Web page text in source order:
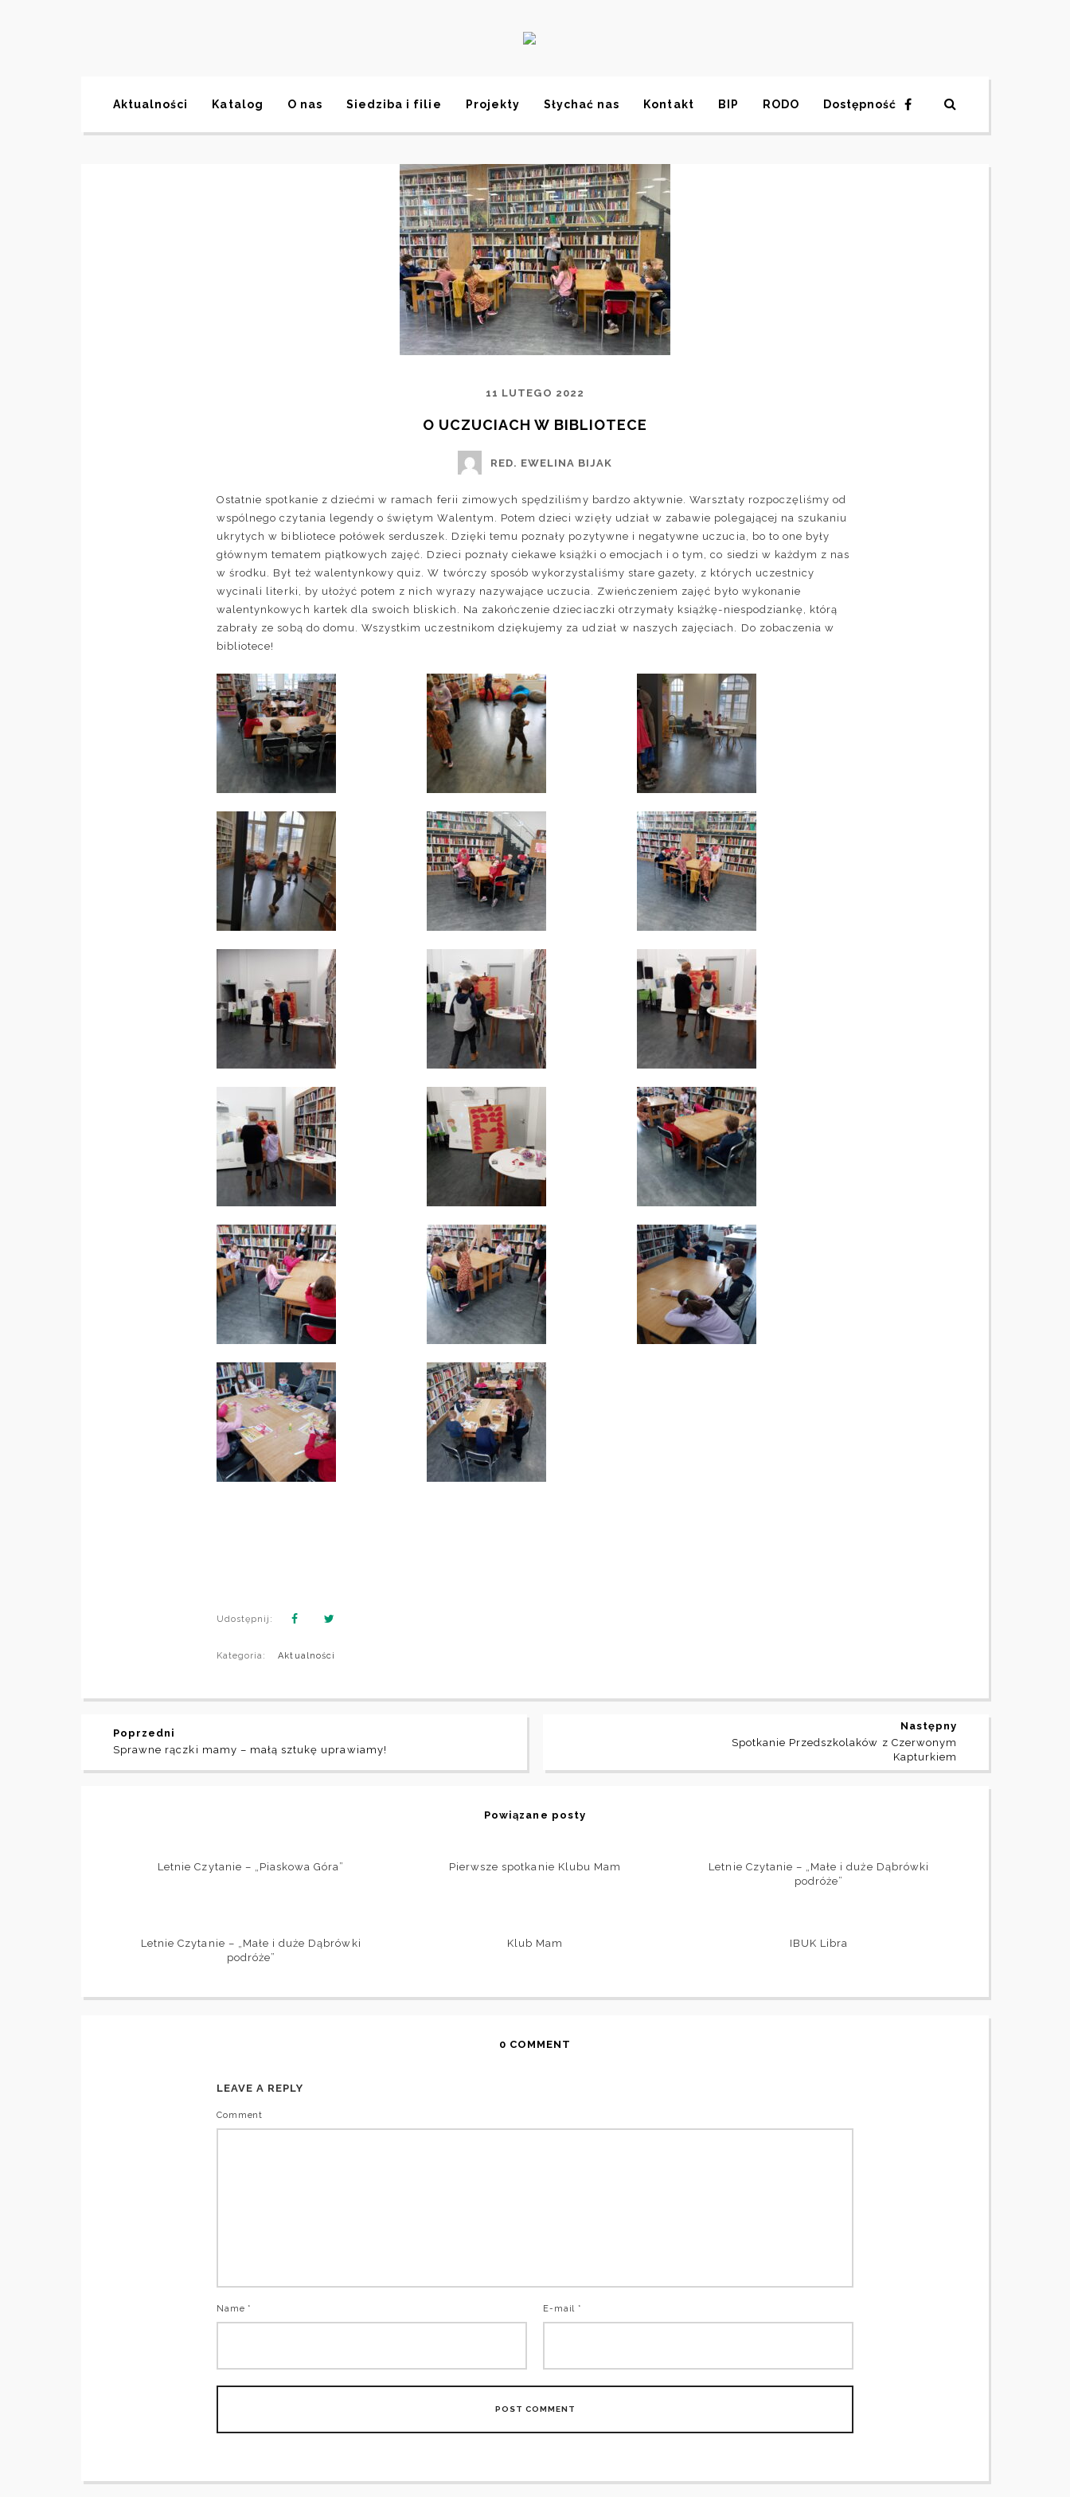
Aktualności Katalog O nas Siedziba i filie Projekty Słychać nas Kontakt BIP RODO Dostępność
11 LUTEGO 2022
O UCZUCIACH W BIBLIOTECE
RED. EWELINA BIJAK
Ostatnie spotkanie z dziećmi w ramach ferii zimowych spędziliśmy bardzo aktywnie. Warsztaty rozpoczęliśmy od
wspólnego czytania legendy o świętym Walentym. Potem dzieci wzięły udział w zabawie polegającej na szukaniu
ukrytych w bibliotece połówek serduszek. Dzięki temu poznały pozytywne i negatywne uczucia, bo to one były
głównym tematem piątkowych zajęć. Dzieci poznały ciekawe książki o emocjach i o tym, co siedzi w każdym z nas
w środku. Był też walentynkowy quiz. W twórczy sposób wykorzystaliśmy stare gazety, z których uczestnicy
wycinali literki, by ułożyć potem z nich wyrazy nazywające uczucia. Zwieńczeniem zajęć było wykonanie
walentynkowych kartek dla swoich bliskich. Na zakończenie dzieciaczki otrzymały książkę-niespodziankę, którą
zabrały ze sobą do domu. Wszystkim uczestnikom dziękujemy za udział w naszych zajęciach. Do zobaczenia w
bibliotece!
Udostępnij:
Kategoria: Aktualności
Poprzedni
Sprawne rączki mamy – małą sztukę uprawiamy!
Następny
Spotkanie Przedszkolaków z Czerwonym
Kapturkiem
Powiązane posty
Letnie Czytanie – „Piaskowa Góra” Pierwsze spotkanie Klubu Mam
Letnie Czytanie – „Małe i duże Dąbrówki
podróże”
Letnie Czytanie – „Małe i duże Dąbrówki
podróże”
Klub Mam IBUK Libra
0 COMMENT
LEAVE A REPLY
Comment
Name * E-mail *